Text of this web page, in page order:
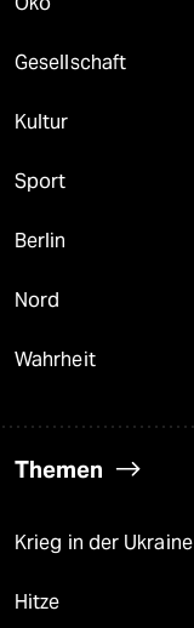
Gesellschaft
Kultur
Sport
Berlin
Nord
Wahrheit
Themen
Krieg in der Ukraine
Hitze